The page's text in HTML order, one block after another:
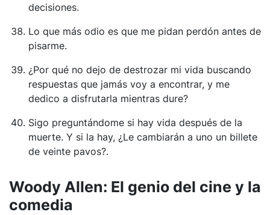
decisiones.
Lo que más odio es que me pidan perdón antes de
pisarme.
¿Por qué no dejo de destrozar mi vida buscando
respuestas que jamás voy a encontrar, y me
dedico a disfrutarla mientras dure?
Sigo preguntándome si hay vida después de la
muerte. Y si la hay, ¿Le cambiarán a uno un billete
de veinte pavos?.
Woody Allen: El genio del cine y la
comedia